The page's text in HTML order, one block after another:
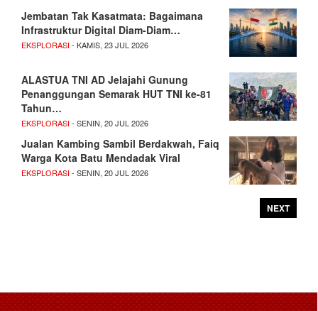
Jembatan Tak Kasatmata: Bagaimana
Infrastruktur Digital Diam-Diam…
EKSPLORASI- KAMIS, 23 JUL 2026
ALASTUA TNI AD Jelajahi Gunung
Penanggungan Semarak HUT TNI ke-81
Tahun…
EKSPLORASI- SENIN, 20 JUL 2026
Jualan Kambing Sambil Berdakwah, Faiq
Warga Kota Batu Mendadak Viral
EKSPLORASI- SENIN, 20 JUL 2026
NEXT